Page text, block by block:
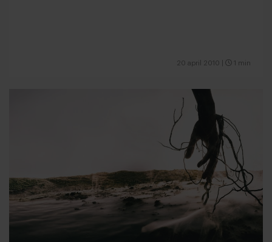
20 april 2010 1 min